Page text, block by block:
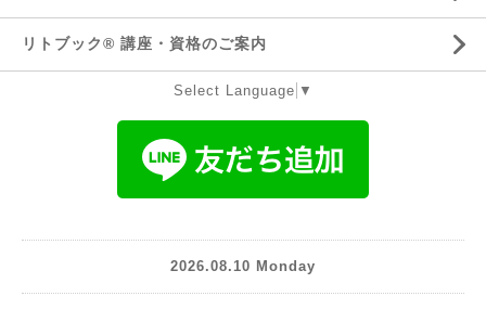
リトブック®️ 講座・資格のご案内
Select Language ▼
2026.08.10 Monday